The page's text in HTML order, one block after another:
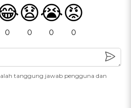
0
😧
0
😭
0
😡
0
tanggung jawab pengguna dan